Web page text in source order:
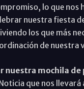
lo que
nuestra fiesta
los que más
de nuestra
nuestra mochila
que nos